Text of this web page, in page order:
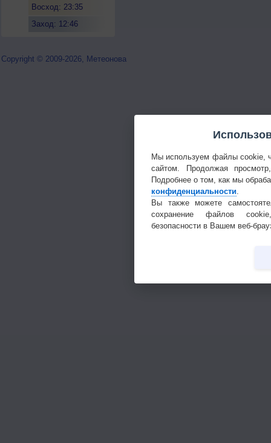
Восход: 23:35
Заход: 12:46
Copyright © 2009-2026, Метеонова
Мы используем файлы cookie,
сайтом. Продолжая
Подробнее о том, как мы
конфиденциальности.
Вы также можете
сохранение файлов
безопасности в Вашем веб-